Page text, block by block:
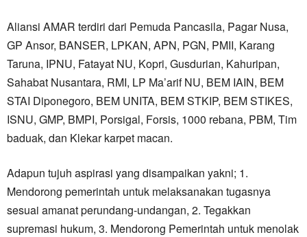
Aliansi AMAR terdiri dari Pemuda Pancasila, Pagar Nusa,
GP Ansor, BANSER, LPKAN, APN, PGN, PMII, Karang
Taruna, IPNU, Fatayat NU, Kopri, Gusdurian, Kahuripan,
Sahabat Nusantara, RMI, LP Ma’arif NU, BEM IAIN, BEM
STAI Diponegoro, BEM UNITA, BEM STKIP, BEM STIKES,
ISNU, GMP, BMPI, Porsigal, Forsis, 1000 rebana, PBM, Tim
baduak, dan Klekar karpet macan.
Adapun tujuh aspirasi yang disampaikan yakni; 1.
Mendorong pemerintah untuk melaksanakan tugasnya
sesuai amanat perundang-undangan, 2. Tegakkan
supremasi hukum, 3. Mendorong Pemerintah untuk menolak